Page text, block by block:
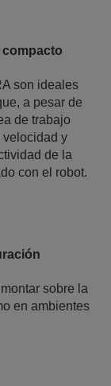
son ideales
a pesar de
de trabajo
y
de la
con el robot.
sobre la
en ambientes